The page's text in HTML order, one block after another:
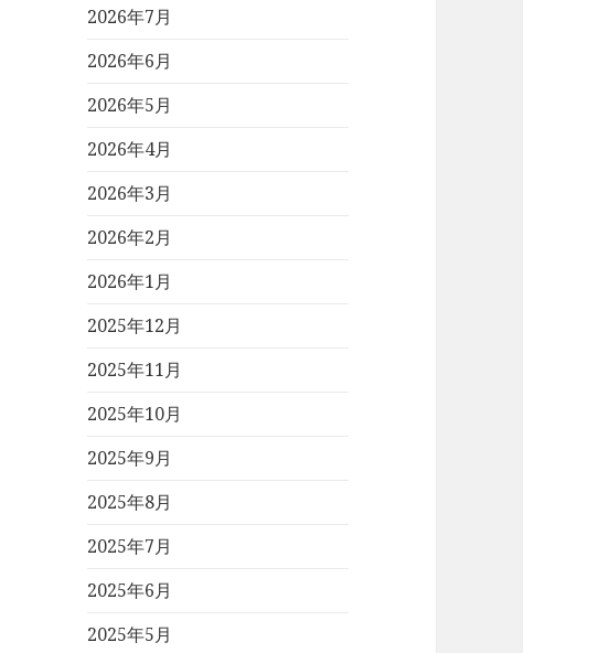
2026年7月
2026年6月
2026年5月
2026年4月
2026年3月
2026年2月
2026年1月
2025年12月
2025年11月
2025年10月
2025年9月
2025年8月
2025年7月
2025年6月
2025年5月